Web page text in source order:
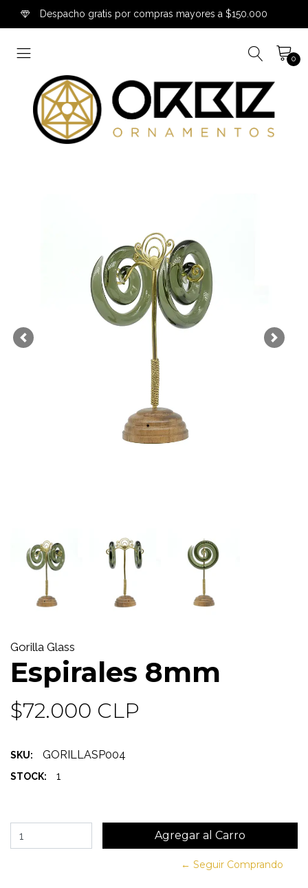
Despacho gratis por compras mayores a $150.000
0
Previous Next
Gorilla Glass
Espirales 8mm
$72.000 CLP
SKU: GORILLASP004
STOCK: 1
← Seguir Comprando